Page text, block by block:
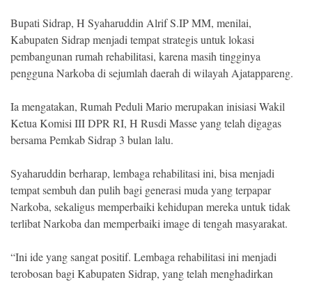
Bupati Sidrap, H Syaharuddin Alrif S.IP MM, menilai,
Kabupaten Sidrap menjadi tempat strategis untuk lokasi
pembangunan rumah rehabilitasi, karena masih tingginya
pengguna Narkoba di sejumlah daerah di wilayah Ajatappareng.
Ia mengatakan, Rumah Peduli Mario merupakan inisiasi Wakil
Ketua Komisi III DPR RI, H Rusdi Masse yang telah digagas
bersama Pemkab Sidrap 3 bulan lalu.
Syaharuddin berharap, lembaga rehabilitasi ini, bisa menjadi
tempat sembuh dan pulih bagi generasi muda yang terpapar
Narkoba, sekaligus memperbaiki kehidupan mereka untuk tidak
terlibat Narkoba dan memperbaiki image di tengah masyarakat.
“Ini ide yang sangat positif. Lembaga rehabilitasi ini menjadi
terobosan bagi Kabupaten Sidrap, yang telah menghadirkan